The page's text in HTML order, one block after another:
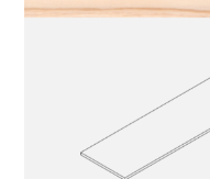
もくわく開発ストーリー
出店情報！